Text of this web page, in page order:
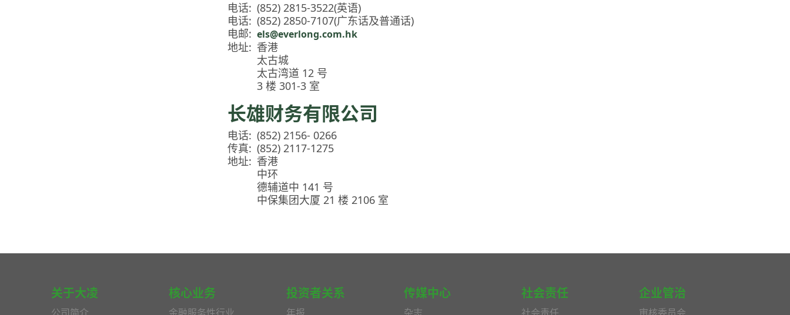
电话: (852) 2815-3522(英语)
电话: (852) 2850-7107(广东话及普通话)
电邮: els@everlong.com.hk
地址: 香港
太古城
太古湾道 12 号
3 楼 301-3 室
长雄财务有限公司
电话: (852) 2156- 0266
传真: (852) 2117-1275
地址: 香港
中环
德辅道中 141 号
中保集团大厦 21 楼 2106 室
关于大凌 核心业务 投资者关系 传媒中心 社会责任 企业管治